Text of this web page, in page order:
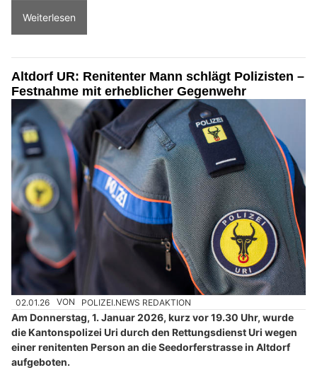
Weiterlesen
Altdorf UR: Renitenter Mann schlägt Polizisten –
Festnahme mit erheblicher Gegenwehr
02.01.26 VON POLIZEI.NEWS REDAKTION
Am Donnerstag, 1. Januar 2026, kurz vor 19.30 Uhr, wurde
die Kantonspolizei Uri durch den Rettungsdienst Uri wegen
einer renitenten Person an die Seedorferstrasse in Altdorf
aufgeboten.